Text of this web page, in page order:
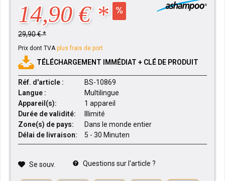
14,90 € *
29,90 € *
Prix dont TVAplus frais de port
TÉLÉCHARGEMENT IMMÉDIAT + CLÉ DE PRODUIT
Réf. d'article :
BS-10869
Langue :
Multilingue
Appareil(s):
1 appareil
Durée de validité:
Illimité
Zone(s) de pays:
Dans le monde entier
Délai de livraison:
5 - 30 Minuten
Se souv. Questions sur l'article ?